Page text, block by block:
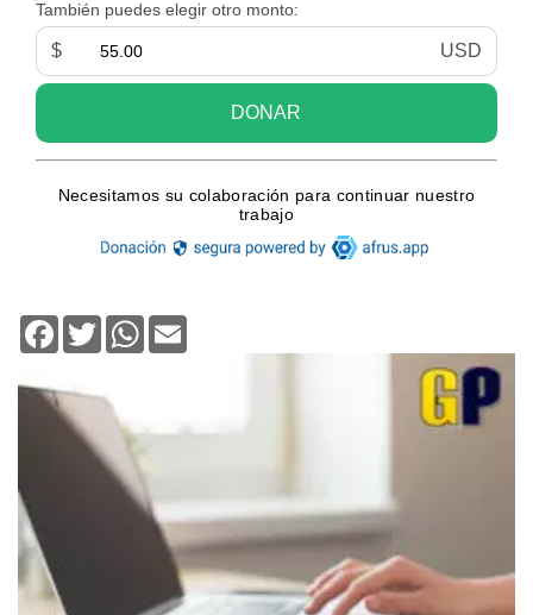
Facebook
TwitterWhatsApp